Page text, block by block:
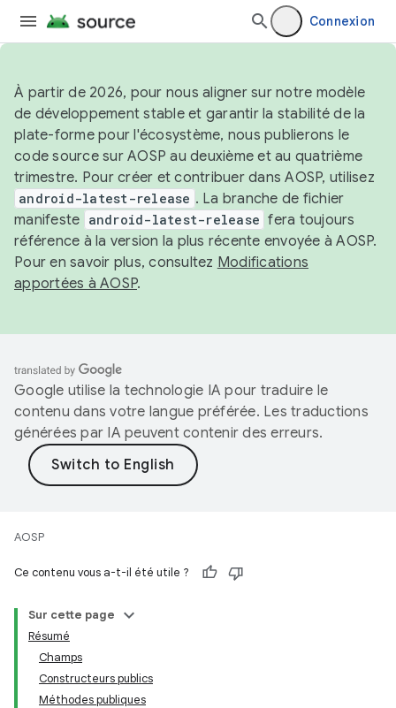
Connexion
À partir de 2026, pour nous aligner sur notre modèle
de développement stable et garantir la stabilité de la
plate-forme pour l'écosystème, nous publierons le
code source sur AOSP au deuxième et au quatrième
trimestre. Pour créer et contribuer dans AOSP, utilisez
android-latest-release . La branche de fichier
manifeste android-latest-release fera toujours
référence à la version la plus récente envoyée à AOSP.
Pour en savoir plus, consultez Modifications
apportées à AOSP.
Google utilise la technologie IA pour traduire le
contenu dans votre langue préférée. Les traductions
générées par IA peuvent contenir des erreurs.
AOSP
Ce contenu vous a-t-il été utile ?
Sur cette page
Résumé
Champs
Constructeurs publics
Méthodes publiques